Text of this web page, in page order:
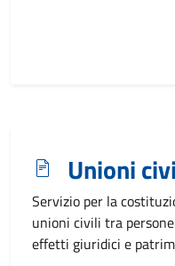
Unioni
Servizio per la
unioni civili tra
effetti giuridici e